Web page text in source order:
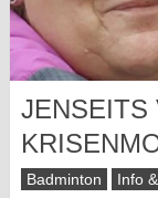
JENSEITS
Badminton Info